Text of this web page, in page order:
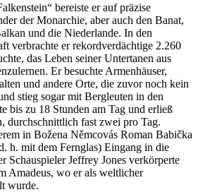
bereiste er auf präzise
der Monarchie, aber auch den Banat,
und die Niederlande. In den
verbrachte er rekordverdächtige 2.260
das Leben seiner Untertanen aus
Er besuchte Armenhäuser,
und andere Orte, die zuvor noch kein
stieg sogar mit Bergleuten in den
bis zu 18 Stunden am Tag und erließ
durchschnittlich fast zwei pro Tag.
in Božena Němcovás Roman Babička
h. mit dem Fernglas) Eingang in die
Schauspieler Jeffrey Jones verkörperte
Amadeus, wo er als weltlicher
wurde.